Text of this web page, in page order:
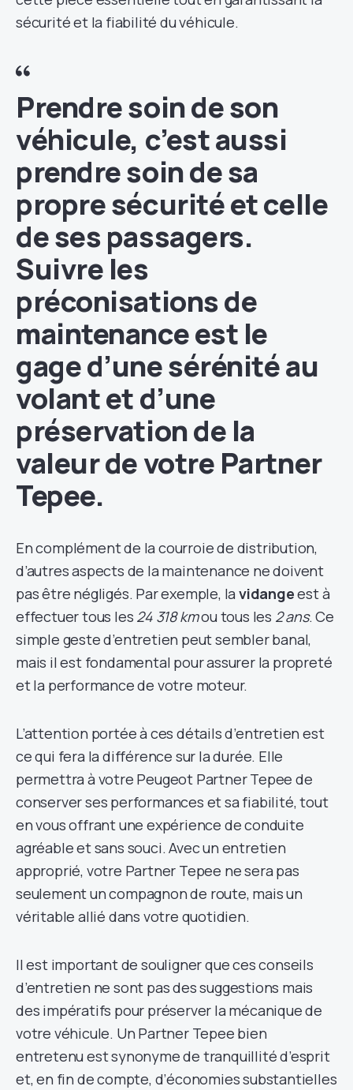
sécurité et la fiabilité du véhicule.
Prendre soin de son
véhicule, c’est aussi
prendre soin de sa
propre sécurité et celle
de ses passagers.
Suivre les
préconisations de
maintenance est le
gage d’une sérénité au
volant et d’une
préservation de la
valeur de votre Partner
Tepee.
En complément de la courroie de distribution,
d’autres aspects de la maintenance ne doivent
pas être négligés. Par exemple, la vidangeest à
effectuer tous les 24 318 kmou tous les 2 ans. Ce
simple geste d’entretien peut sembler banal,
mais il est fondamental pour assurer la propreté
et la performance de votre moteur.
L’attention portée à ces détails d’entretien est
ce qui fera la différence sur la durée. Elle
permettra à votre Peugeot Partner Tepee de
conserver ses performances et sa fiabilité, tout
en vous offrant une expérience de conduite
agréable et sans souci. Avec un entretien
approprié, votre Partner Tepee ne sera pas
seulement un compagnon de route, mais un
véritable allié dans votre quotidien.
Il est important de souligner que ces conseils
d’entretien ne sont pas des suggestions mais
des impératifs pour préserver la mécanique de
votre véhicule. Un Partner Tepee bien
entretenu est synonyme de tranquillité d’esprit
et, en fin de compte, d’économies substantielles